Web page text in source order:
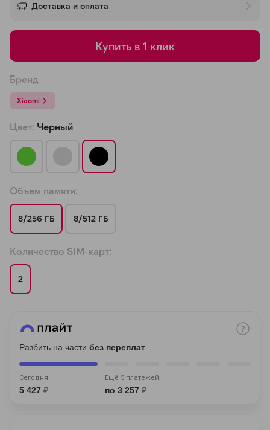
Доставка и оплата
Купить в 1 клик
Бренд
Xiaomi
Цвет: Черный
Объем памяти:
8/256 ГБ 8/512 ГБ
Количество SIM-карт:
2
Разбить на части без переплат
Сегодня
5 427 ₽
Ещё 5 платежей
по 3 257 ₽
недели
8 800 302-02-51